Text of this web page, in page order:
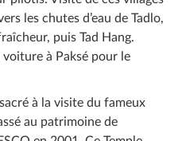
les chutes d’eau de Tadlo,
puis Tad Hang.
à Paksé pour le
à la visite du fameux
au patrimoine de